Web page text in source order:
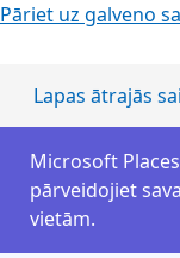
Pāriet uz galveno
Lapas ātrajās
Microsoft
pārveidojiet
vietām.